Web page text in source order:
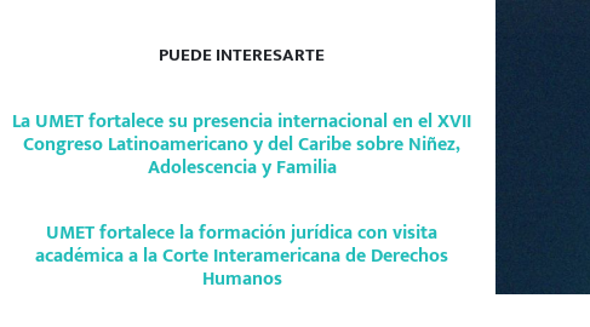
PUEDE INTERESARTE
La UMET fortalece su presencia internacional en el XVII
Congreso Latinoamericano y del Caribe sobre Niñez,
Adolescencia y Familia
UMET fortalece la formación jurídica con visita
académica a la Corte Interamericana de Derechos
Humanos